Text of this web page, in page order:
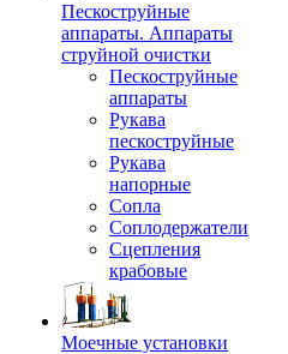
Пескоструйные
аппараты. Аппараты
струйной очистки
Пескоструйные
аппараты
Рукава
пескоструйные
Рукава
напорные
Сопла
Соплодержатели
Сцепления
крабовые
Моечные установки